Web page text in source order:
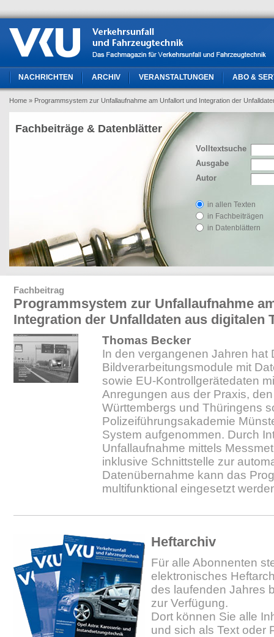
NACHRICHTEN ARCHIV VERANSTALTUNGEN ABO &
Home » Programmsystem zur Unfallaufnahme am Unfallort und Integration der
Volltextsuche
Ausgabe
Autor
in allen Texten
in Fachbeiträgen
in Datenblättern
Fachbeiträge & Datenblätter
Fachbeitrag
Programmsystem zur Unfallaufnahme
Integration der Unfalldaten aus digitalen
Thomas Becker
In den vergangenen Jahren hat
Bildverarbeitungsmodule mit
sowie EU-Kontrollgerätedaten
Anregungen aus der Praxis,
Württembergs und Thüringens
Polizeiführungsakademie
System aufgenommen. Durch
Unfallaufnahme mittels
inklusive Schnittstelle zur
Datenübernahme kann das
multifunktional eingesetzt
Heftarchiv
Für alle Abonnenten
elektronisches
des laufenden Jahres
zur Verfügung.
Dort können Sie alle
und sich als Text oder